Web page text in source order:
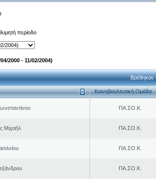
περίοδο
2000 - 11/02/2004)
Βρέθηκαν
Κοινοβουλευτική Ομάδα
ΠΑ.ΣΟ.Κ.
Μιχαήλ ΠΑ.ΣΟ.Κ.
ΠΑ.ΣΟ.Κ.
ΠΑ.ΣΟ.Κ.